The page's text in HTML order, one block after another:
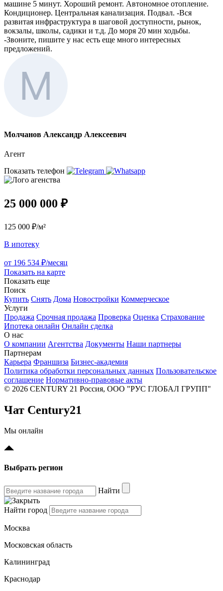
машине 5 минут. Хороший ремонт. Автономное отопление.
Кондиционер. Центральная канализация. Подвал. -Вся
развитая инфраструктура в шаговой доступности, рынок,
вокзалы, школы, садики и т.д. До моря 20 мин ходьбы.
-Звоните, пишите у нас есть еще много интересных
предложений.
Молчанов Александр Алексеевич
Агент
Показать телефон
25 000 000 ₽
125 000 ₽/м²
В ипотеку
от 196 534 ₽/месяц
Показать на карте
Показать еще
Поиск
Купить Снять Дома Новостройки Коммерческое
Услуги
Продажа Срочная продажа Проверка Оценка Страхование
Ипотека онлайн Онлайн сделка
О нас
О компании Агентства Документы Наши партнеры
Партнерам
Карьера Франшиза Бизнес-академия
Политика обработки персональных данных Пользовательское
соглашение Нормативно-правовые акты
© 2026 CENTURY 21 Россия, ООО "РУС ГЛОБАЛ ГРУПП"
Чат Century21
Мы онлайн
Выбрать регион
Найти
Найти город
Москва
Московская область
Калининград
Краснодар